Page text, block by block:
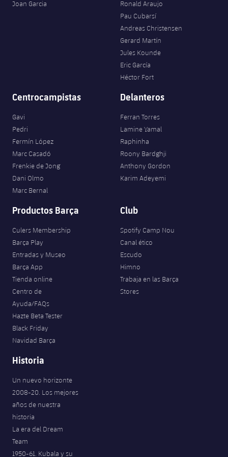
Servicios Médicos
Acreditaciones
Fotos
Jugadors
Palmarés
Historia
Clasificaciones
plusicon
más
Infantil
Entradas
Resultados
Clasificaciones
Jugadores
Fotos
Historia
Palmarés
Resultados
Jugadores
Clasificaciones
Base
plusicon
más
Actualidad
Barça C
Junior
Juvenil
Infantil
Alevín
Campus Verano
Información general
Noticias
Atletismo
Actualidad
Femenino
Baloncesto en silla de ruedas
plusicon
más
Actualidad
Jugadores
Resultados
Clasificaciones
Hockey sobre hielo
plusicon
más
Actualidad
Calendario
Resultados
Clasificaciones
Hockey hierba
Noticias
Hockey Hierba Masculino
Hockey Hierba Femenino
Patinaje artístico
plusicon
más
Joan Garcia
Ronald Araujo
Pau Cubarsí
Andreas Christensen
Gerard Martín
Jules Kounde
Eric García
Héctor Fort
Centrocampistas
Gavi
Pedri
Fermín López
Marc Casadó
Frenkie de Jong
Dani Olmo
Marc Bernal
Delanteros
Ferran Torres
Lamine Yamal
Raphinha
Roony Bardghji
Anthony Gordon
Karim Adeyemi
Productos Barça
Culers Membership
Barça Play
Entradas y Museo
Barça App
Tienda online
Centro de
Ayuda/FAQs
Hazte Beta Tester
Black Friday
Navidad Barça
Club
Spotify Camp Nou
Canal ético
Escudo
Himno
Trabaja en las Barça
Stores
Historia
Un nuevo horizonte
2008-20. Los mejores
años de nuestra
historia
La era del Dream
Team
1950-61. Kubala y su